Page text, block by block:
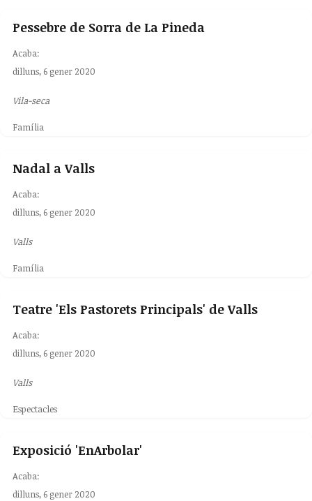
Pessebre de Sorra de La Pineda
Acaba:
dilluns, 6 gener 2020
Vila-seca
Família
Nadal a Valls
Acaba:
dilluns, 6 gener 2020
Valls
Família
Teatre 'Els Pastorets Principals' de Valls
Acaba:
dilluns, 6 gener 2020
Valls
Espectacles
Exposició 'EnArbolar'
Acaba:
dilluns, 6 gener 2020